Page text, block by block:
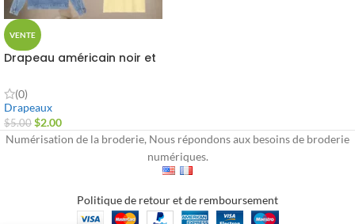
VENTE
Drapeau américain noir et
(0)
Drapeaux
$5.00 $2.00
Numérisation de la broderie, Nous répondons aux besoins de broderie
numériques.
Politique de retour et de remboursement